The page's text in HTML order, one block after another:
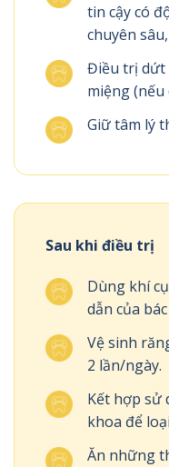
tin cậy có
chuyên
Điều trị dứt
miệng (nếu
Giữ tâm lý
Sau khi điều trị
Dùng khí
dẫn của bác
Vệ sinh
2 lần/ngày.
Kết hợp sử
khoa để
Ăn những